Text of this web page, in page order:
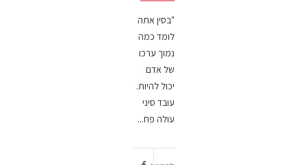
"בסין אתה
לומד כמה
נמוך ערכו
של אדם
יכול להיות.
עובד סיני
עולה פח...